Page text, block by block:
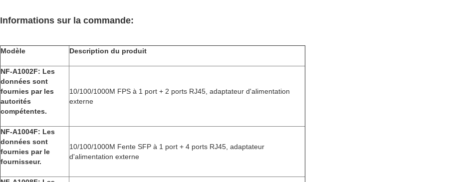
Informations sur la commande:
Modèle Description du produit
NF-A1002F: Les
données sont
fournies par les
autorités
compétentes.
10/100/1000M FPS à 1 port + 2 ports RJ45, adaptateur d'alimentation
externe
NF-A1004F: Les
données sont
fournies par le
fournisseur.
10/100/1000M Fente SFP à 1 port + 4 ports RJ45, adaptateur
d'alimentation externe